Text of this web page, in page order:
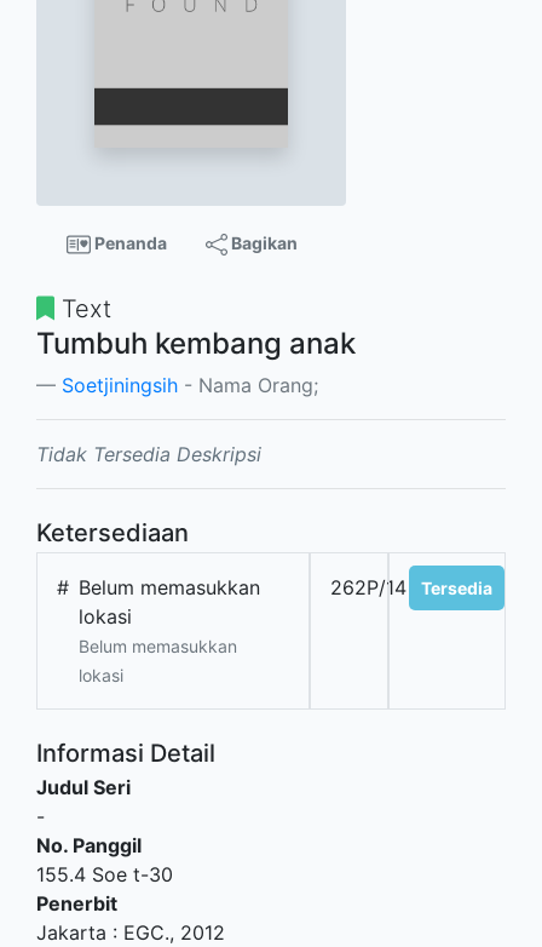
Penanda Bagikan
Text
Tumbuh kembang anak
Soetjiningsih - Nama Orang;
Tidak Tersedia Deskripsi
Ketersediaan
# Belum memasukkan
lokasi
Belum memasukkan
lokasi
262P/14 Tersedia
Informasi Detail
Judul Seri
-
No. Panggil
155.4 Soe t-30
Penerbit
Jakarta : EGC., 2012